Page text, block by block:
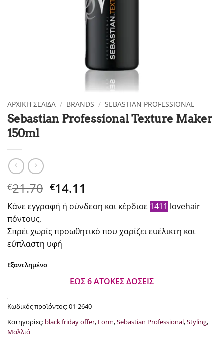
ΑΡΧΙΚΉ ΣΕΛΊΔΑ / BRANDS / SEBASTIAN PROFESSIONAL
Sebastian Professional Texture Maker
150ml
€21.70 Original
price
was:
€21.70.
€14.11
τρέχουσα
τιμή
είναι:
€14.11.
Κάνε εγγραφή ή σύνδεση και κέρδισε 1411 lovehair
πόντους.
Σπρέι χωρίς προωθητικό που χαρίζει ευέλικτη και
εύπλαστη υφή
Εξαντλημένο
ΕΩΣ 6 ΑΤΟΚΕΣ ΔΟΣΕΙΣ
Κωδικός προϊόντος:01-2640
Κατηγορίες: black friday offer, Form,Sebastian Professional,Styling,
Μαλλιά